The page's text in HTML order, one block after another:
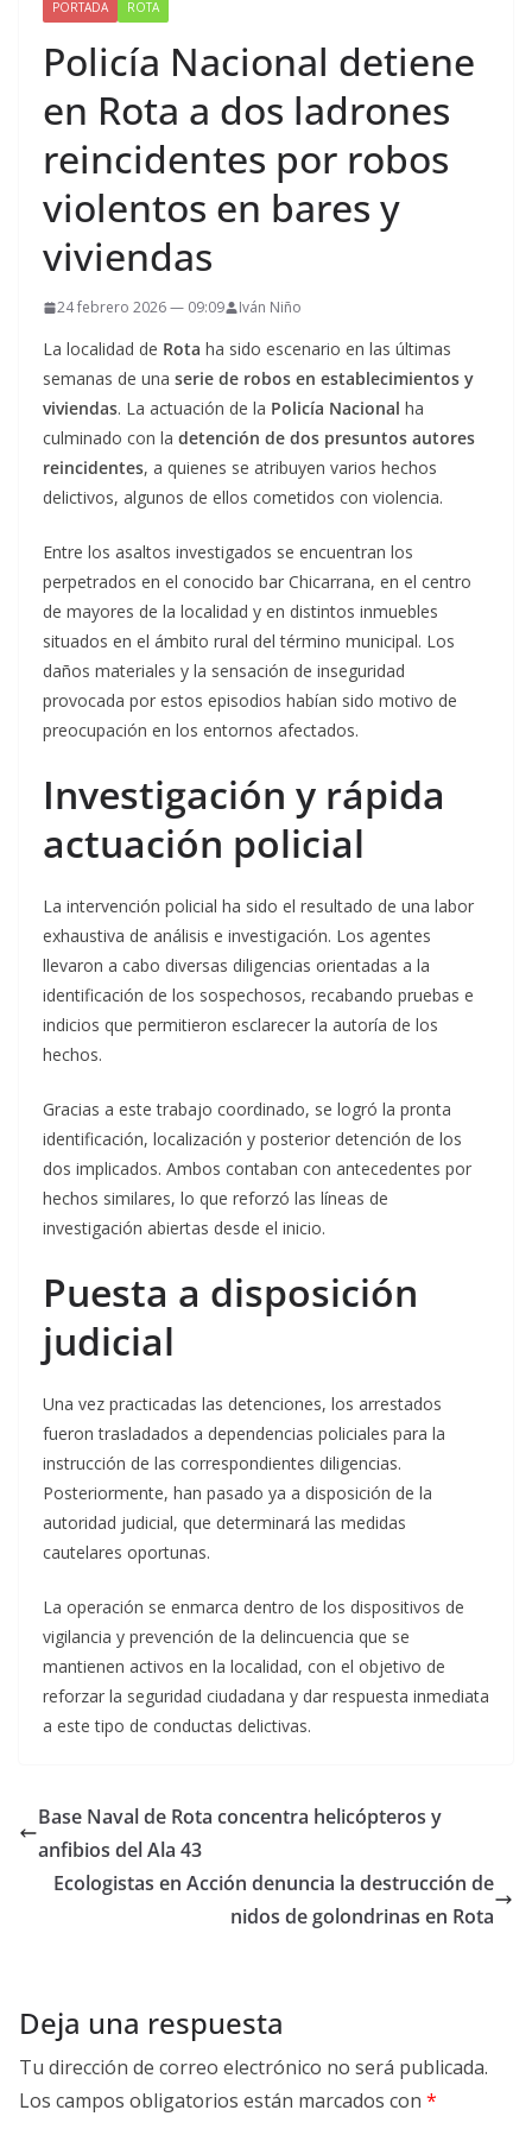
PORTADA ROTA
Policía Nacional detiene
en Rota a dos ladrones
reincidentes por robos
violentos en bares y
viviendas
24 febrero 2026 — 09:09 Iván Niño
La localidad de Rota ha sido escenario en las últimas
semanas de una serie de robos en establecimientos y
viviendas. La actuación de la Policía Nacional ha
culminado con la detención de dos presuntos autores
reincidentes, a quienes se atribuyen varios hechos
delictivos, algunos de ellos cometidos con violencia.
Entre los asaltos investigados se encuentran los
perpetrados en el conocido bar Chicarrana, en el centro
de mayores de la localidad y en distintos inmuebles
situados en el ámbito rural del término municipal. Los
daños materiales y la sensación de inseguridad
provocada por estos episodios habían sido motivo de
preocupación en los entornos afectados.
Investigación y rápida
actuación policial
La intervención policial ha sido el resultado de una labor
exhaustiva de análisis e investigación. Los agentes
llevaron a cabo diversas diligencias orientadas a la
identificación de los sospechosos, recabando pruebas e
indicios que permitieron esclarecer la autoría de los
hechos.
Gracias a este trabajo coordinado, se logró la pronta
identificación, localización y posterior detención de los
dos implicados. Ambos contaban con antecedentes por
hechos similares, lo que reforzó las líneas de
investigación abiertas desde el inicio.
Puesta a disposición
judicial
Una vez practicadas las detenciones, los arrestados
fueron trasladados a dependencias policiales para la
instrucción de las correspondientes diligencias.
Posteriormente, han pasado ya a disposición de la
autoridad judicial, que determinará las medidas
cautelares oportunas.
La operación se enmarca dentro de los dispositivos de
vigilancia y prevención de la delincuencia que se
mantienen activos en la localidad, con el objetivo de
reforzar la seguridad ciudadana y dar respuesta inmediata
a este tipo de conductas delictivas.
Base Naval de Rota concentra helicópteros y
anfibios del Ala 43
Ecologistas en Acción denuncia la destrucción de
nidos de golondrinas en Rota
Deja una respuesta
Tu dirección de correo electrónico no será publicada.
Los campos obligatorios están marcados con *